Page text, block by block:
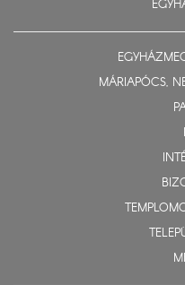
MÁRIAPÓCS,